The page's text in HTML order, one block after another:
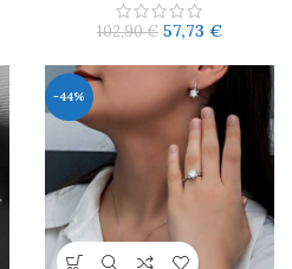
102,90€ 57,73 €
-44%